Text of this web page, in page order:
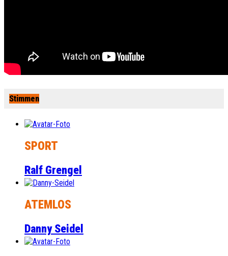
Stimmen
SPORT
Ralf Grengel
ATEMLOS
Danny Seidel